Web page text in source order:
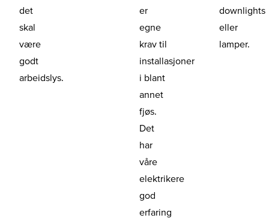
det
skal
være
godt
arbeidslys.
er
egne
krav til
installasjoner
i blant
annet
fjøs.
Det
har
våre
elektrikere
god
erfaring
downlights
eller
lamper.